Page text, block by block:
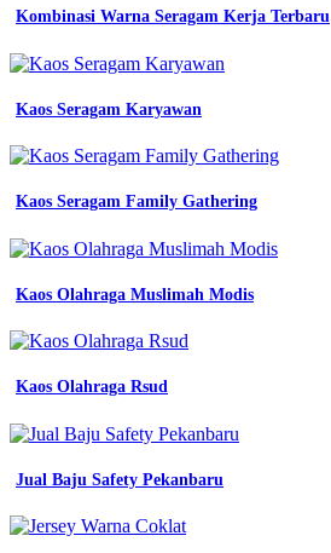
Lapangan
Sederhana
batik
pengadaan
no
di
indonesia
1
set
logo
safety
bendera
putih
Batik
Kombinasi Warna Seragam Kerja Terbaru
Kaos Seragam Karyawan
Kaos Seragam Family Gathering
Kaos Olahraga Muslimah Modis
Kaos Olahraga Rsud
Jual Baju Safety Pekanbaru